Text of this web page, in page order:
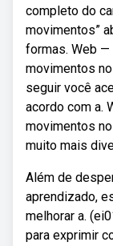
completo do
movimentos”
formas. Web —
movimentos
seguir você
acordo com a.
movimentos
muito mais
Além de
aprendizado,
melhorar a.
para exprimir